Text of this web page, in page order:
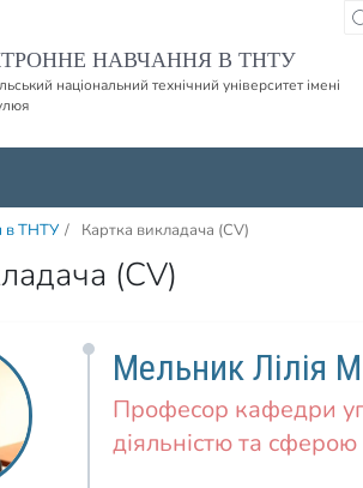
НАВЧАННЯ В ТНТУ
національний технічний університет імені
в ТНТУ / Картка викладача (CV)
(CV)
Мельник Лілія
Професор кафедри
діяльністю та сферою